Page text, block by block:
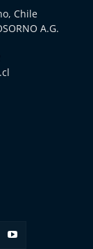
Chile
A.G.